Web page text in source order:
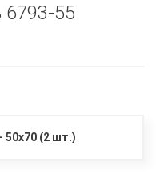
6793-55
50х70 (2 шт.)